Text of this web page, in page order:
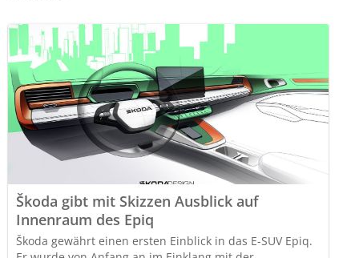
Škoda gibt mit Skizzen Ausblick auf
Innenraum des Epiq
Škoda gewährt einen ersten Einblick in das E-SUV Epiq.